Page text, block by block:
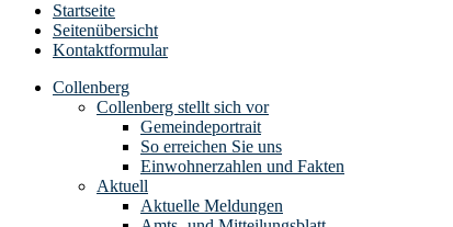
Startseite
Seitenübersicht
Kontaktformular
Collenberg
Collenberg stellt sich vor
Gemeindeportrait
So erreichen Sie uns
Einwohnerzahlen und Fakten
Aktuell
Aktuelle Meldungen